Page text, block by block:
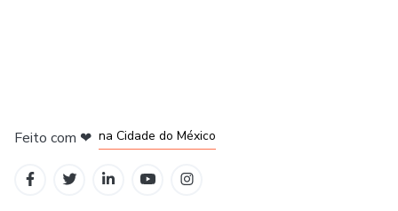
Feito com ❤ na Cidade do México